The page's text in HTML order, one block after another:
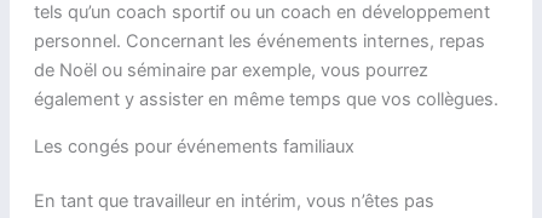
tels qu’un coach sportif ou un coach en développement
personnel. Concernant les événements internes, repas
de Noël ou séminaire par exemple, vous pourrez
également y assister en même temps que vos collègues.
Les congés pour événements familiaux
En tant que travailleur en intérim, vous n’êtes pas